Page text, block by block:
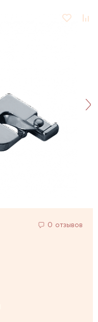
0 отзывов